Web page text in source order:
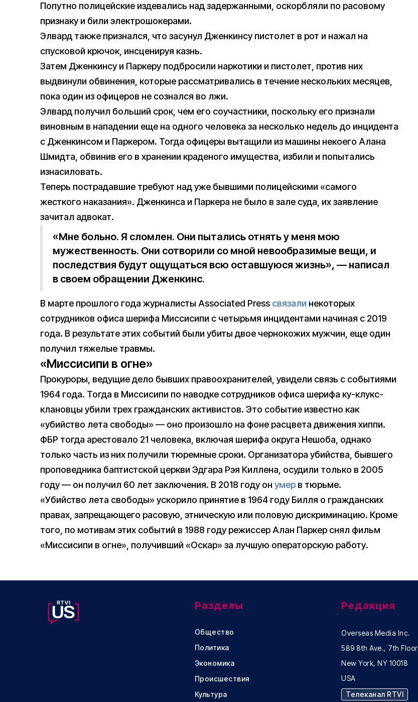
Попутно полицейские издевались над задержанными, оскорбляли по расовому
признаку и били электрошокерами.
Элвард также признался, что засунул Дженкинсу пистолет в рот и нажал на
спусковой крючок, инсценируя казнь.
Затем Дженкинсу и Паркеру подбросили наркотики и пистолет, против них
выдвинули обвинения, которые рассматривались в течение нескольких месяцев,
пока один из офицеров не сознался во лжи.
Элвард получил больший срок, чем его соучастники, поскольку его признали
виновным в нападении еще на одного человека за несколько недель до инцидента
с Дженкинсом и Паркером. Тогда офицеры вытащили из машины некоего Алана
Шмидта, обвинив его в хранении краденого имущества, избили и попытались
изнасиловать.
Теперь пострадавшие требуют над уже бывшими полицейскими «самого
жесткого наказания». Дженкинса и Паркера не было в зале суда, их заявление
зачитал адвокат.
«Мне больно. Я сломлен. Они пытались отнять у меня мою
мужественность. Они сотворили со мной невообразимые вещи, и
последствия будут ощущаться всю оставшуюся жизнь», — написал
в своем обращении Дженкинс.
В марте прошлого года журналисты Associated Press связали некоторых
сотрудников офиса шерифа Миссисипи с четырьмя инцидентами начиная с 2019
года. В результате этих событий были убиты двое чернокожих мужчин, еще один
получил тяжелые травмы.
«Миссисипи в огне»
Прокуроры, ведущие дело бывших правоохранителей, увидели связь с событиями
1964 года. Тогда в Миссисипи по наводке сотрудников офиса шерифа ку-клукс-
клановцы убили трех гражданских активистов. Это событие известно как
«убийство лета свободы» — оно произошло на фоне расцвета движения хиппи.
ФБР тогда арестовало 21 человека, включая шерифа округа Нешоба, однако
только часть из них получили тюремные сроки. Организатора убийства, бывшего
проповедника баптистской церкви Эдгара Рэя Киллена, осудили только в 2005
году — он получил 60 лет заключения. В 2018 году он умер в тюрьме.
«Убийство лета свободы» ускорило принятие в 1964 году Билля о гражданских
правах, запрещающего расовую, этническую или половую дискриминацию. Кроме
того, по мотивам этих событий в 1988 году режиссер Алан Паркер снял фильм
«Миссисипи в огне», получивший «Оскар» за лучшую операторскую работу.
Разделы
Общество
Политика
Экономика
Происшествия
Культура
Редакция
Overseas Media Inc.
589 8th Ave., 7th Floor
New York, NY 10018
USA
Телеканал RTVI